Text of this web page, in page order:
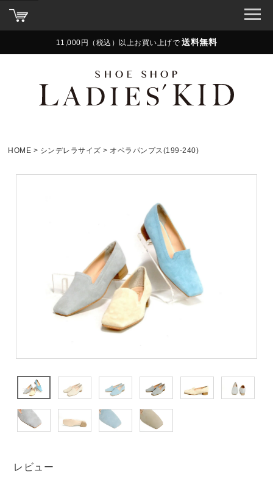
11,000円（税込）以上お買い上げで 送料無料
HOME シンデレラサイズ オペラパンプス(199-240)
レビュー